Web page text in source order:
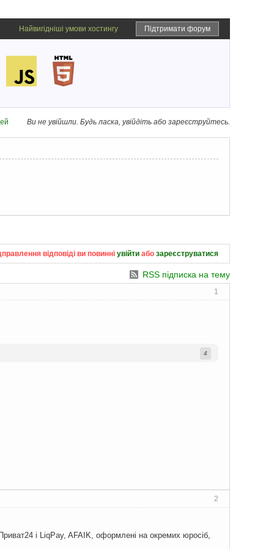
Підтримати форум
Найвигідніші умови хостингу
Ви не увійшли. Будь ласка, увійдіть або зареєструйтесь.
відповіді ви повинні увійти або зареєструватися
RSS підписка на тему
1
4
2
і LiqPay, AFAIK, оформлені на окремих юросіб,